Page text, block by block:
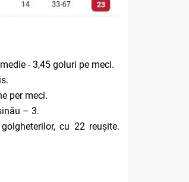
- 3,45 goluri pe meci.
per meci.
– 3.
cu 22 reușite.